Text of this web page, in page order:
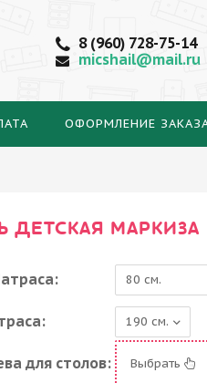
8 (960) 728-75-14
micshail@mail.ru
ОФОРМЛЕНИЕ
ДЕТСКАЯ МАРКИЗА
для столов: Выбрать